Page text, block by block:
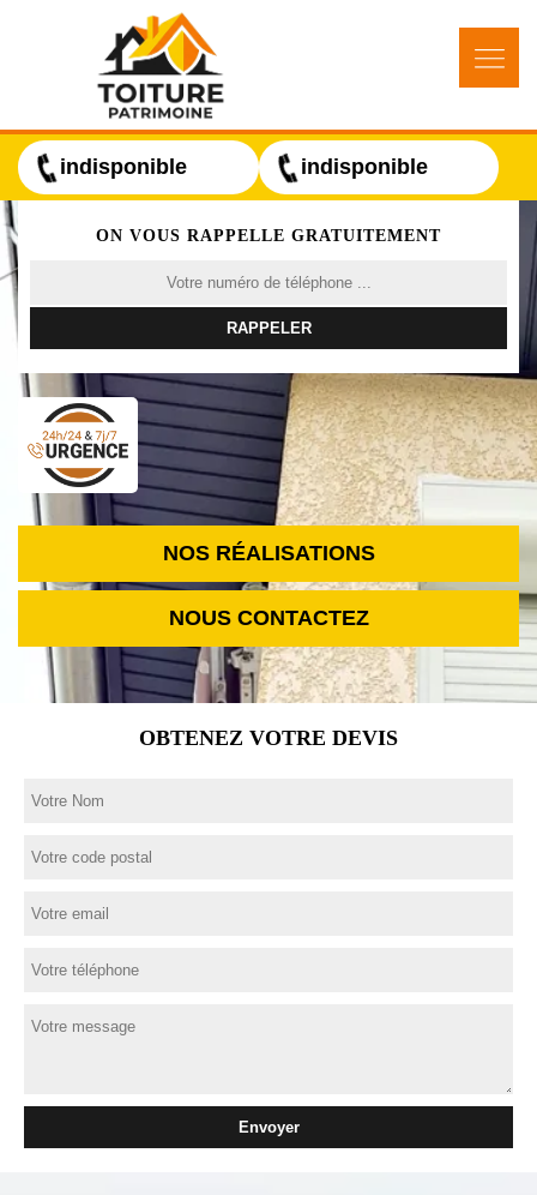
indisponible indisponible
ON VOUS RAPPELLE GRATUITEMENT
NOS RÉALISATIONS
NOUS CONTACTEZ
OBTENEZ VOTRE DEVIS